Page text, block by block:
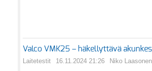
Valco VMK25 – häkellyttävä
Laitetestit 16.11.2024 21:26 Niko Laasonen